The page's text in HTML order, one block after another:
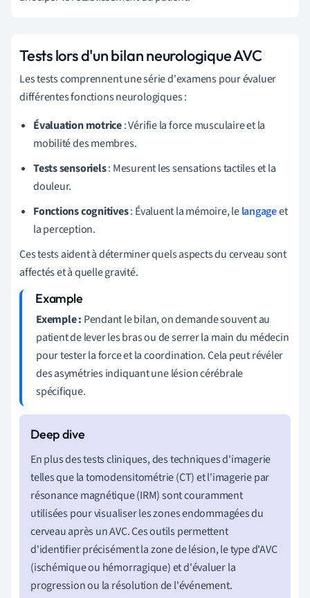
Tests lors d'un bilan neurologique AVC
Les tests comprennent une série d'examens pour évaluer
différentes fonctions neurologiques :
Évaluation motrice: Vérifie la force musculaire et la
mobilité des membres.
Tests sensoriels: Mesurent les sensations tactiles et la
douleur.
Fonctions cognitives: Évaluent la mémoire, lelangageet
la perception.
Ces tests aident à déterminer quels aspects du cerveau sont
affectés et à quelle gravité.
Exemple : Pendant le bilan, on demande souvent au
patient de lever les bras ou de serrer la main du médecin
pour tester la force et la coordination. Cela peut révéler
des asymétries indiquant une lésion cérébrale
spécifique.
En plus des tests cliniques, des techniques d'imagerie
telles que la tomodensitométrie (CT) et l'imagerie par
résonance magnétique (IRM) sont couramment
utilisées pour visualiser les zones endommagées du
cerveau après un AVC. Ces outils permettent
d'identifier précisément la zone de lésion, le type d'AVC
(ischémique ou hémorragique) et d'évaluer la
progression ou la résolution de l'événement.